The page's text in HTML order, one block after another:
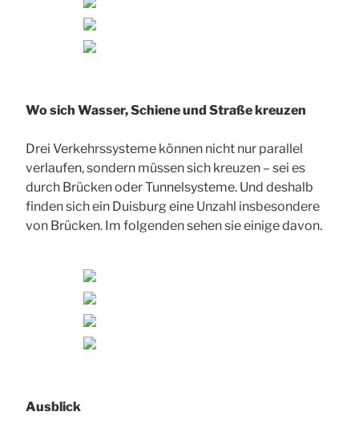
Wo sich Wasser, Schiene und Straße kreuzen
Drei Verkehrssysteme können nicht nur parallel
verlaufen, sondern müssen sich kreuzen – sei es
durch Brücken oder Tunnelsysteme. Und deshalb
finden sich ein Duisburg eine Unzahl insbesondere
von Brücken. Im folgenden sehen sie einige davon.
Ausblick